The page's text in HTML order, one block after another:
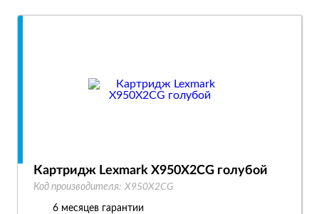
Картридж Lexmark X950X2CG голубой
Код производителя: X950X2CG
6 месяцев гарантии